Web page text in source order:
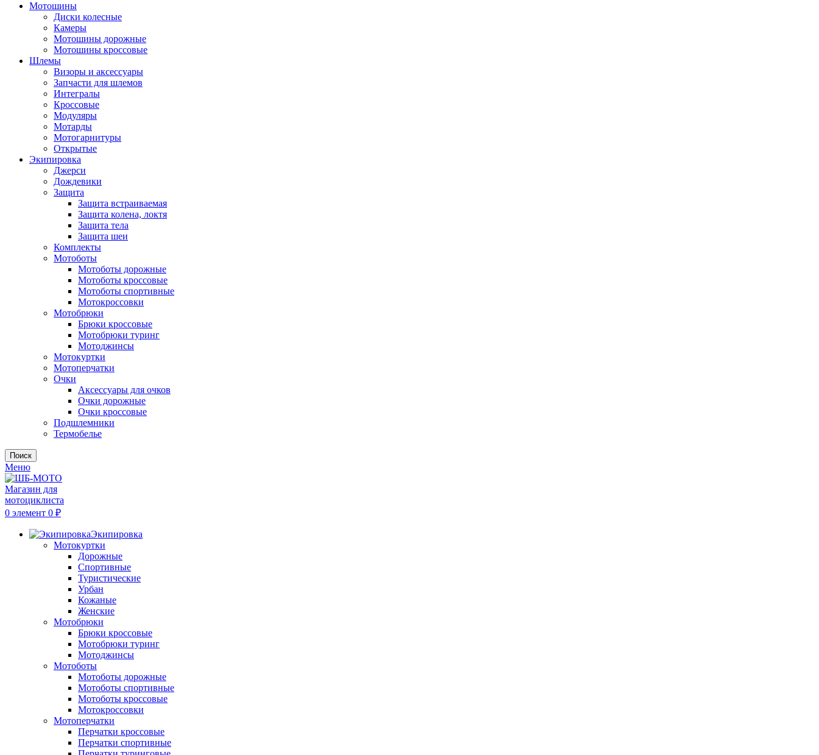
Мотошины
Диски колесные
Камеры
Мотошины дорожные
Мотошины кроссовые
Шлемы
Визоры и аксессуары
Запчасти для шлемов
Интегралы
Кроссовые
Модуляры
Мотарды
Мотогарнитуры
Открытые
Экипировка
Джерси
Дождевики
Защита
Защита встраиваемая
Защита колена, локтя
Защита тела
Защита шеи
Комплекты
Мотоботы
Мотоботы дорожные
Мотоботы кроссовые
Мотоботы спортивные
Мотокроссовки
Мотобрюки
Брюки кроссовые
Мотобрюки туринг
Мотоджинсы
Мотокуртки
Мотоперчатки
Очки
Аксессуары для очков
Очки дорожные
Очки кроссовые
Подшлемники
Термобелье
Поиск
Меню
0 элемент 0 ₽
Экипировка
Мотокуртки
Дорожные
Спортивные
Туристические
Урбан
Кожаные
Женские
Мотобрюки
Брюки кроссовые
Мотобрюки туринг
Мотоджинсы
Мотоботы
Мотоботы дорожные
Мотоботы спортивные
Мотоботы кроссовые
Мотокроссовки
Мотоперчатки
Перчатки кроссовые
Перчатки спортивные